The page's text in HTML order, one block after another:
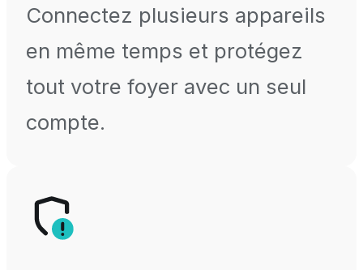
Connectez plusieurs appareils
en même temps et protégez
tout votre foyer avec un seul
compte.